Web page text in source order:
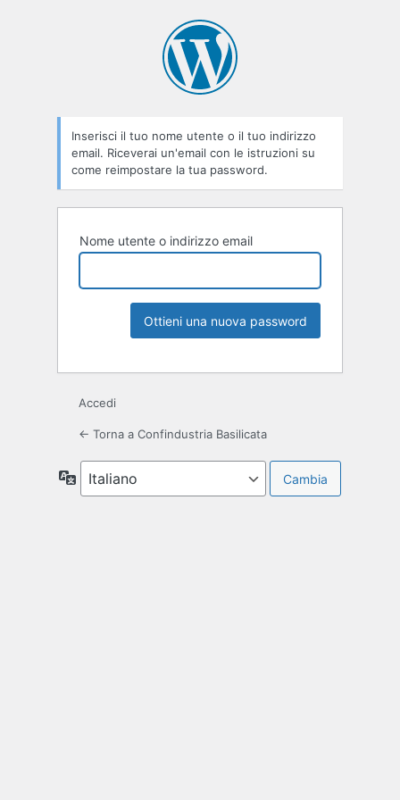
Inserisci il tuo nome utente o il tuo indirizzo
email. Riceverai un'email con le istruzioni su
come reimpostare la tua password.
Nome utente o indirizzo email
Accedi
← Torna a Confindustria Basilicata
Lingua